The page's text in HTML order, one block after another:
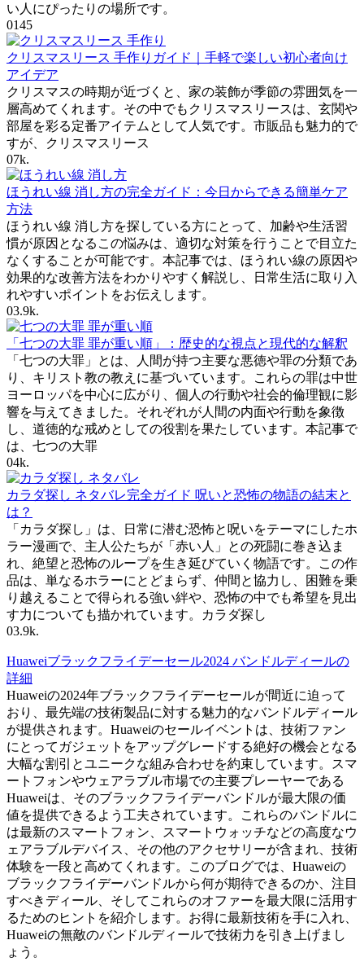
い人にぴったりの場所です。
0145
クリスマスリース 手作りガイド｜手軽で楽しい初心者向け
アイデア
クリスマスの時期が近づくと、家の装飾が季節の雰囲気を一
層高めてくれます。その中でもクリスマスリースは、玄関や
部屋を彩る定番アイテムとして人気です。市販品も魅力的で
すが、クリスマスリース
07k.
ほうれい線 消し方の完全ガイド：今日からできる簡単ケア
方法
ほうれい線 消し方を探している方にとって、加齢や生活習
慣が原因となるこの悩みは、適切な対策を行うことで目立た
なくすることが可能です。本記事では、ほうれい線の原因や
効果的な改善方法をわかりやすく解説し、日常生活に取り入
れやすいポイントをお伝えします。
03.9k.
「七つの大罪 罪が重い順」：歴史的な視点と現代的な解釈
「七つの大罪」とは、人間が持つ主要な悪徳や罪の分類であ
り、キリスト教の教えに基づいています。これらの罪は中世
ヨーロッパを中心に広がり、個人の行動や社会的倫理観に影
響を与えてきました。それぞれが人間の内面や行動を象徴
し、道徳的な戒めとしての役割を果たしています。本記事で
は、七つの大罪
04k.
カラダ探し ネタバレ完全ガイド 呪いと恐怖の物語の結末と
は？
「カラダ探し」は、日常に潜む恐怖と呪いをテーマにしたホ
ラー漫画で、主人公たちが「赤い人」との死闘に巻き込ま
れ、絶望と恐怖のループを生き延びていく物語です。この作
品は、単なるホラーにとどまらず、仲間と協力し、困難を乗
り越えることで得られる強い絆や、恐怖の中でも希望を見出
す力についても描かれています。カラダ探し
03.9k.
Huaweiブラックフライデーセール2024 バンドルディールの
詳細
Huaweiの2024年ブラックフライデーセールが間近に迫って
おり、最先端の技術製品に対する魅力的なバンドルディール
が提供されます。Huaweiのセールイベントは、技術ファン
にとってガジェットをアップグレードする絶好の機会となる
大幅な割引とユニークな組み合わせを約束しています。スマ
ートフォンやウェアラブル市場での主要プレーヤーである
Huaweiは、そのブラックフライデーバンドルが最大限の価
値を提供できるよう工夫されています。これらのバンドルに
は最新のスマートフォン、スマートウォッチなどの高度なウ
ェアラブルデバイス、その他のアクセサリーが含まれ、技術
体験を一段と高めてくれます。このブログでは、Huaweiの
ブラックフライデーバンドルから何が期待できるのか、注目
すべきディール、そしてこれらのオファーを最大限に活用す
るためのヒントを紹介します。お得に最新技術を手に入れ、
Huaweiの無敵のバンドルディールで技術力を引き上げまし
ょう。